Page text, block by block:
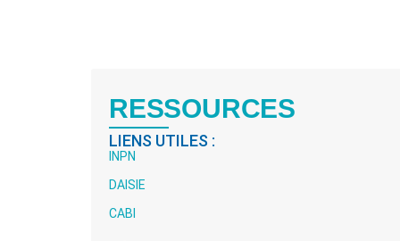
RESSOURCES
LIENS UTILES :
INPN
DAISIE
CABI